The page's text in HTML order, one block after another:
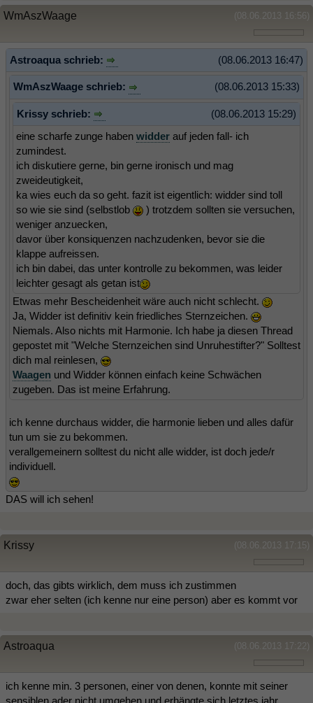
(08.06.2013 16:56)
WmAszWaage
(08.06.2013 16:47)
Astroaqua schrieb:
(08.06.2013 15:33)
WmAszWaage schrieb:
(08.06.2013 15:29)
Krissy schrieb:
eine scharfe zunge haben widder auf jeden fall- ich
zumindest.
ich diskutiere gerne, bin gerne ironisch und mag
zweideutigkeit,
ka wies euch da so geht. fazit ist eigentlich: widder sind toll
so wie sie sind (selbstlob
) trotzdem sollten sie versuchen,
weniger anzuecken,
davor über konsiquenzen nachzudenken, bevor sie die
klappe aufreissen.
ich bin dabei, das unter kontrolle zu bekommen, was leider
leichter gesagt als getan ist
Etwas mehr Bescheidenheit wäre auch nicht schlecht.
Ja, Widder ist definitiv kein friedliches Sternzeichen.
Niemals. Also nichts mit Harmonie. Ich habe ja diesen Thread
gepostet mit "Welche Sternzeichen sind Unruhestifter?" Solltest
dich mal reinlesen,
Waagen und Widder können einfach keine Schwächen
zugeben. Das ist meine Erfahrung.
ich kenne durchaus widder, die harmonie lieben und alles dafür
tun um sie zu bekommen.
verallgemeinern solltest du nicht alle widder, ist doch jede/r
individuell.
DAS will ich sehen!
(08.06.2013 17:15)
Krissy
doch, das gibts wirklich, dem muss ich zustimmen
zwar eher selten (ich kenne nur eine person) aber es kommt vor
(08.06.2013 17:22)
Astroaqua
ich kenne min. 3 personen, einer von denen, konnte mit seiner